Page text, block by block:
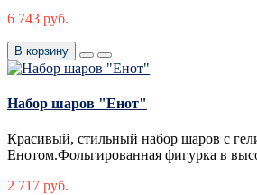
6 743 руб.
В корзину
Набор шаров "Енот"
Красивый, стильный набор шаров с
Енотом.Фольгированная фигурка в
2 717 руб.